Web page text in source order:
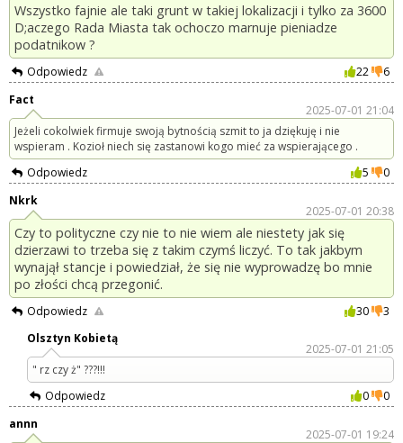
Wszystko fajnie ale taki grunt w takiej lokalizacji i tylko za 3600
D;aczego Rada Miasta tak ochoczo marnuje pieniadze
podatnikow ?
Odpowiedz 22
6
Fact
2025-07-01 21:04
Jeżeli cokolwiek firmuje swoją bytnością szmit to ja dziękuję i nie
wspieram . Kozioł niech się zastanowi kogo mieć za wspierającego .
Odpowiedz
5
0
Nkrk
2025-07-01 20:38
Czy to polityczne czy nie to nie wiem ale niestety jak się
dzierzawi to trzeba się z takim czymś liczyć. To tak jakbym
wynajął stancje i powiedział, że się nie wyprowadzę bo mnie
po złości chcą przegonić.
Odpowiedz 30
3
Olsztyn Kobietą
2025-07-01 21:05
" rz czy ż" ???!!!
Odpowiedz
0
0
annn
2025-07-01 19:24